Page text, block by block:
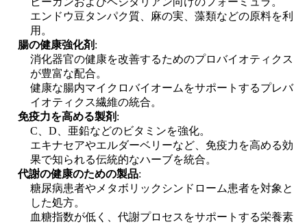
エンドウ豆タンパク質、麻の実、藻類などの原料を利
用。
腸の健康強化剤 :
消化器官の健康を改善するためのプロバイオティクス
が豊富な配合。
健康な腸内マイクロバイオームをサポートするプレバ
イオティクス繊維の統合。
免疫力を高める製剤 :
C、D、亜鉛などのビタミンを強化。
エキナセアやエルダーベリーなど、免疫力を高める効
果で知られる伝統的なハーブを統合。
代謝の健康のための製品:
糖尿病患者やメタボリックシンドローム患者を対象と
した処方。
血糖指数が低く、代謝プロセスをサポートする栄養素